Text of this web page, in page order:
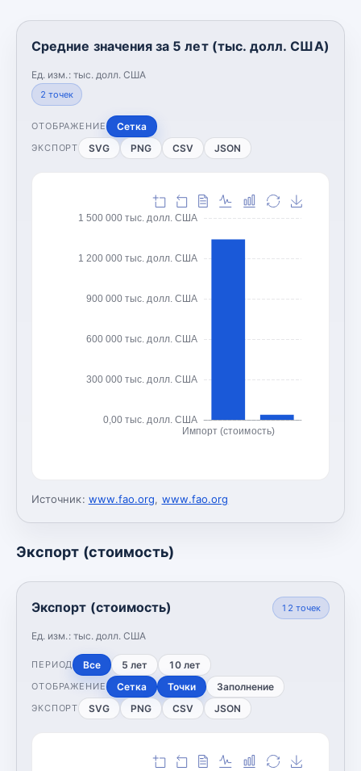
Средние значения за 5 лет (тыс. долл. США)
Ед. изм.: тыс. долл. США
2 точек
ОТОБРАЖЕНИЕ Сетка
ЭКСПОРТ SVG PNG CSV JSON
0,00 тыс. долл. США
300 000 тыс. долл. США
600 000 тыс. долл. США
900 000 тыс. долл. США
1 200 000 тыс. долл. США
1 500 000 тыс. долл. США
Импорт (стоимость)
Источник: www.fao.org, www.fao.org
Экспорт (стоимость)
Экспорт (стоимость)
Ед. изм.: тыс. долл. США
12 точек
ПЕРИОД Все 5 лет 10 лет
ОТОБРАЖЕНИЕ Сетка Точки Заполнение
ЭКСПОРТ SVG PNG CSV JSON